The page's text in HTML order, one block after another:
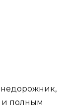
и полным